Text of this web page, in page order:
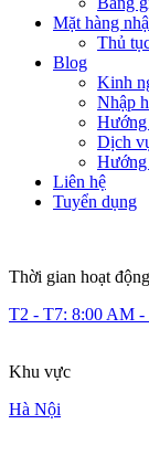
Mặt hàng
Thủ
Blog
Kinh
Nhập
Hướng
Dịch
Hướng
Liên hệ
Tuyển dụng
Thời gian hoạt động
T2 - T7: 8:00 AM -
Khu vực
Hà Nội